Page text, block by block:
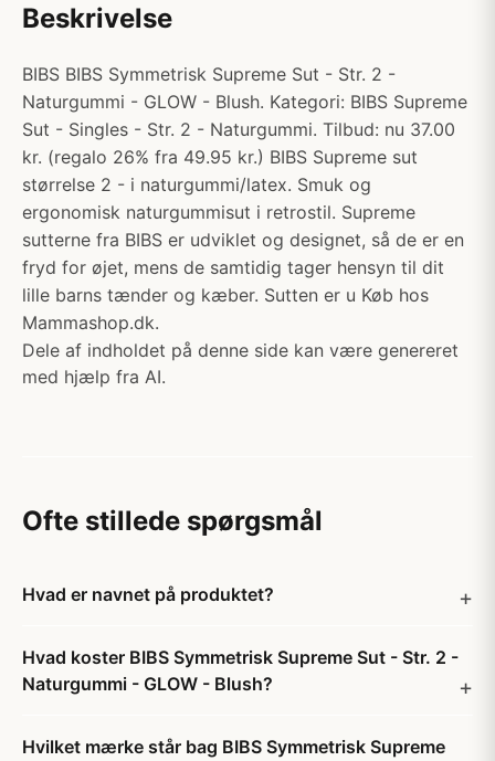
Beskrivelse
BIBS BIBS Symmetrisk Supreme Sut - Str. 2 -
Naturgummi - GLOW - Blush. Kategori: BIBS Supreme
Sut - Singles - Str. 2 - Naturgummi. Tilbud: nu 37.00
kr. (regalo 26% fra 49.95 kr.) BIBS Supreme sut
størrelse 2 - i naturgummi/latex. Smuk og
ergonomisk naturgummisut i retrostil. Supreme
sutterne fra BIBS er udviklet og designet, så de er en
fryd for øjet, mens de samtidig tager hensyn til dit
lille barns tænder og kæber. Sutten er u Køb hos
Mammashop.dk.
Dele af indholdet på denne side kan være genereret
med hjælp fra AI.
Ofte stillede spørgsmål
Hvad er navnet på produktet?
Hvad koster BIBS Symmetrisk Supreme Sut - Str. 2 -
Naturgummi - GLOW - Blush?
Hvilket mærke står bag BIBS Symmetrisk Supreme